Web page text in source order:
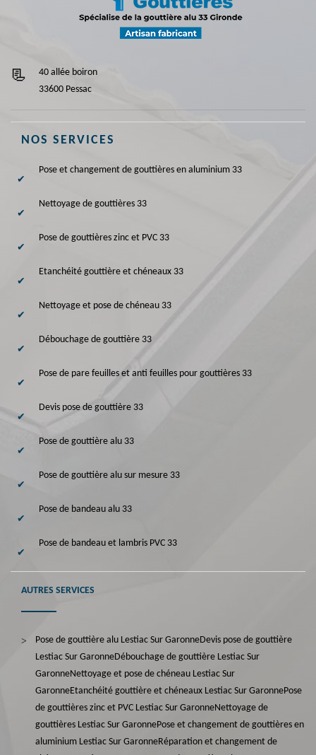
40 allée boiron
33600 Pessac
NOS SERVICES
Pose et changement de gouttières en aluminium 33
Nettoyage de gouttières 33
Pose de gouttières zinc et PVC 33
Etanchéité gouttière et chéneaux 33
Nettoyage et pose de chéneau 33
Débouchage de gouttière 33
Pose de pare feuilles et anti feuilles pour gouttières 33
Devis pose de gouttière 33
Pose de gouttière alu 33
Pose de gouttière alu sur mesure 33
Pose de bandeau alu 33
Pose de bandeau et lambris PVC 33
AUTRES SERVICES
Pose de gouttière alu Lestiac Sur GaronneDevis pose de gouttière
Lestiac Sur GaronneDébouchage de gouttière Lestiac Sur
GaronneNettoyage et pose de chéneau Lestiac Sur
GaronneEtanchéité gouttière et chéneaux Lestiac Sur GaronnePose
de gouttières zinc et PVC Lestiac Sur GaronneNettoyage de
gouttières Lestiac Sur GaronnePose et changement de gouttières en
aluminium Lestiac Sur GaronneRéparation et changement de